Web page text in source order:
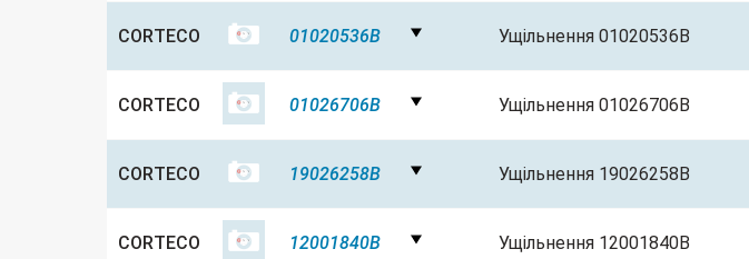
CORTECO 01020536B Ущільнення 01020536B
CORTECO 01026706B Ущільнення 01026706B
CORTECO 19026258B Ущільнення 19026258B
CORTECO 12001840B Ущільнення 12001840B